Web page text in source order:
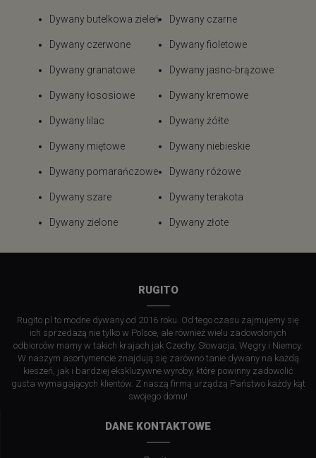
Dywany butelkowa zieleń Dywany czarne
Dywany czerwone Dywany fioletowe
Dywany granatowe Dywany jasno-brązowe
Dywany łososiowe Dywany kremowe
Dywany lilac Dywany żółte
Dywany miętowe Dywany niebieskie
Dywany pomarańczowe Dywany różowe
Dywany szare Dywany terakota
Dywany zielone Dywany złote
RUGITO
Rugito.pl to modne dywany od 2016 roku. Od tego czasu zajmujemy się
ich sprzedażą nie tylko w Polsce, ale również wielu zadowolonych
odbiorców mamy w takich krajach jak Czechy, Słowacja, Węgry i Niemcy.
W naszym asortymencie znajdują się zarówno tanie dywany na każdą
kieszeń, jak i bardziej ekskluzywne wyroby, które powinny zadowolić
gusta wymagających klientów. Z naszą firmą urządzą Państwo każdy kąt
swojego domu!
DANE KONTAKTOWE